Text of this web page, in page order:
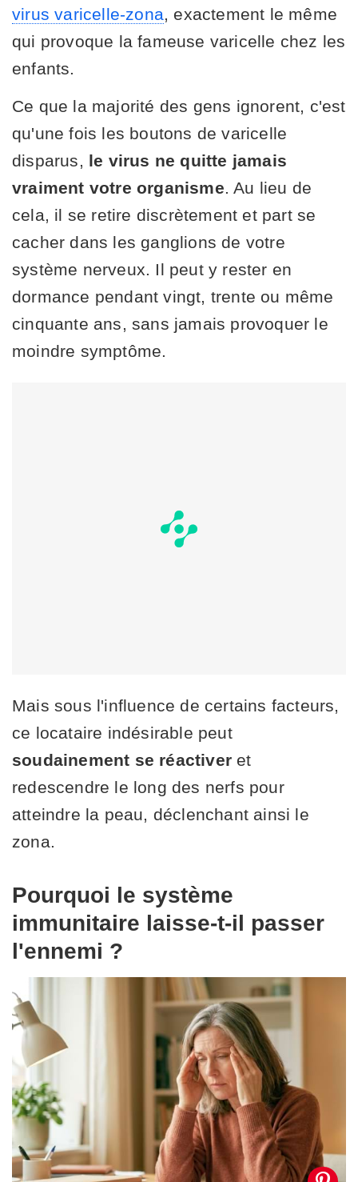
virus varicelle-zona, exactement le même
qui provoque la fameuse varicelle chez les
enfants.
Ce que la majorité des gens ignorent, c'est
qu'une fois les boutons de varicelle
disparus, le virus ne quitte jamais
vraiment votre organisme. Au lieu de
cela, il se retire discrètement et part se
cacher dans les ganglions de votre
système nerveux. Il peut y rester en
dormance pendant vingt, trente ou même
cinquante ans, sans jamais provoquer le
moindre symptôme.
Mais sous l'influence de certains facteurs,
ce locataire indésirable peut
soudainement se réactiver et
redescendre le long des nerfs pour
atteindre la peau, déclenchant ainsi le
zona.
Pourquoi le système
immunitaire laisse-t-il passer
l'ennemi ?